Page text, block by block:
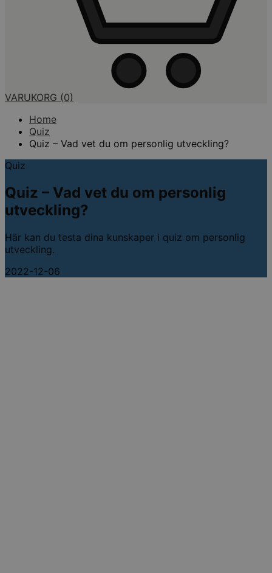
VARUKORG (0)
Home
Quiz
Quiz – Vad vet du om personlig utveckling?
Quiz
Quiz – Vad vet du om personlig
utveckling?
Här kan du testa dina kunskaper i quiz om personlig
utveckling.
2022-12-06